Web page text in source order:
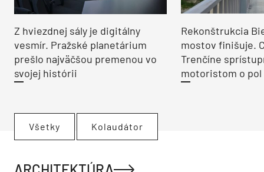
Z hviezdnej sály je digitálny
vesmír. Pražské planetárium
prešlo najväčšou premenou vo
svojej histórii
Rekonštrukcia
mostov finišuje.
Trenčíne
motoristom o pol
Všetky Kolaudátor